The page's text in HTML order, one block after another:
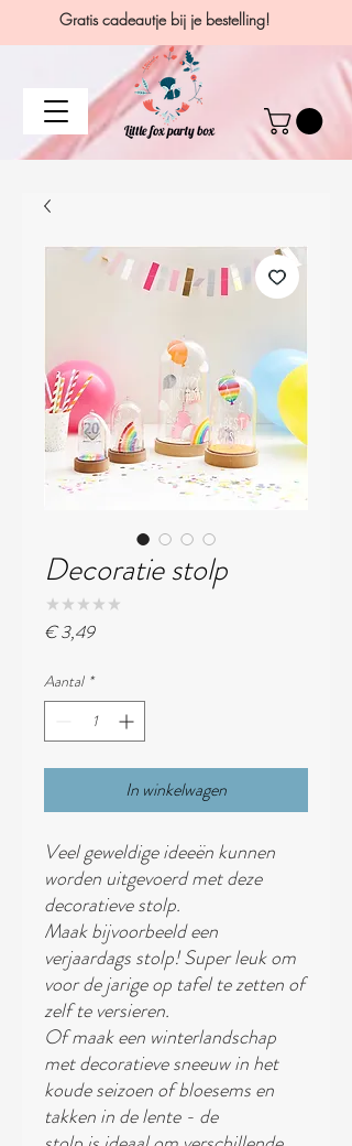
Gratis cadeautje bij je bestelling!
Decoratie stolp
★ ★ ★ ★ ★
€ 3,49Prijs
Aantal *
In winkelwagen
Veel geweldige ideeën kunnen
worden uitgevoerd met deze
decoratieve stolp.
Maak bijvoorbeeld een
verjaardags stolp! Super leuk om
voor de jarige op tafel te zetten of
zelf te versieren.
Of maak een ​​winterlandschap
met decoratieve sneeuw in het
koude seizoen of bloesems en
takken in de lente - de